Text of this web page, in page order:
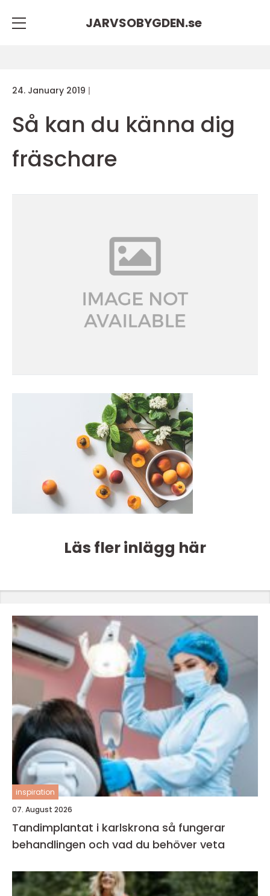
JARVSOBYGDEN.se
24. January 2019
Så kan du känna dig
fräschare
Läs fler inlägg här
inspiration
07. August 2026
Tandimplantat i karlskrona så fungerar
behandlingen och vad du behöver veta